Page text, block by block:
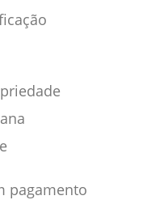
pagamento